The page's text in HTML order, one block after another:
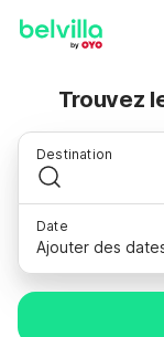
Trouvez
Destination
Date
Ajouter des